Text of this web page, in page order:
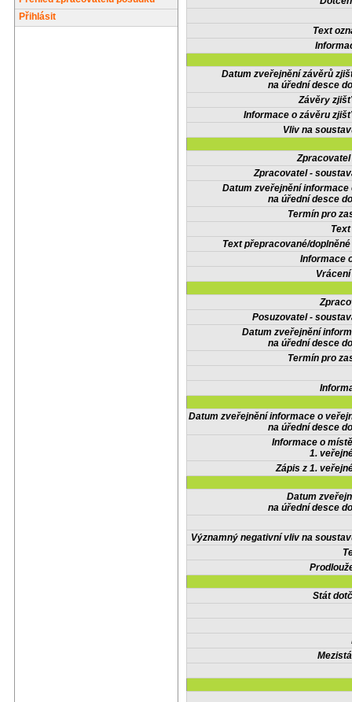
Přihlásit
Text
Datum zveřejnění závěrů
na úřední desce
Závěry
Informace o závěru
Vliv na
Zpracovatel -
Datum zveřejnění informace
na úřední desce
Termín pro
Text přepracované/
Informace
Posuzovatel -
Datum zveřejnění
na úřední desce
Termín pro
Datum zveřejnění informace o
na úřední desce
Informace o
1.
Zápis z 1.
Datum
na úřední desce
Významný negativní vliv na
Stát